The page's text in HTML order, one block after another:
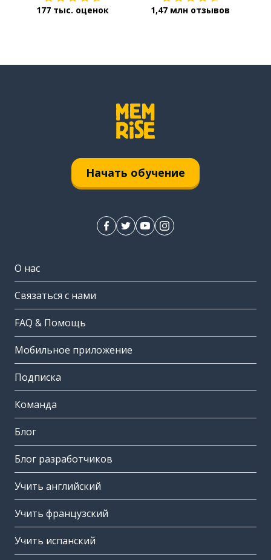
177 тыс. оценок 1,47 млн отзывов
Начать обучение
О нас
Связаться с нами
FAQ & Помощь
Мобильное приложение
Подписка
Команда
Блог
Блог разработчиков
Учить английский
Учить французский
Учить испанский